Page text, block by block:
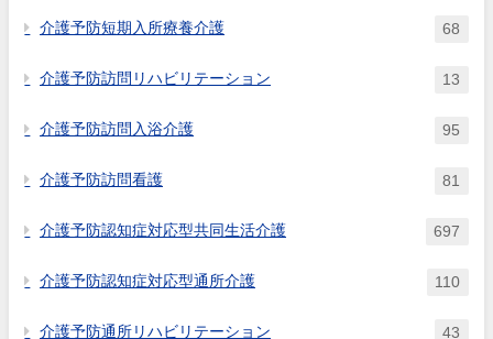
介護予防短期入所療養介護 68
介護予防訪問リハビリテーション 13
介護予防訪問入浴介護 95
介護予防訪問看護 81
介護予防認知症対応型共同生活介護 697
介護予防認知症対応型通所介護 110
介護予防通所リハビリテーション 43